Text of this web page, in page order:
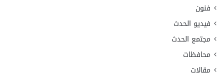
فنون
فيديو الحدث
مجتمع الحدث
محافظات
مقالات